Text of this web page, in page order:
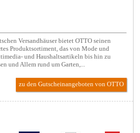
Versandhäuser bietet OTTO seinen
Produktsortiment, das von Mode und
und Haushaltsartikeln bis hin zu
und Allem rund um Garten,...
zu den Gutscheinangeboten von OTTO